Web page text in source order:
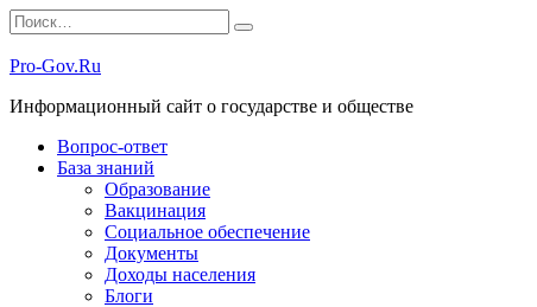
Перейти
к
содержанию
Search
for:
Pro-Gov.Ru
Информационный сайт о государстве и обществе
Вопрос-ответ
База знаний
Образование
Вакцинация
Социальное обеспечение
Документы
Доходы населения
Блоги